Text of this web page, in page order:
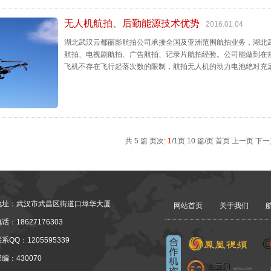
无人机航拍、后勤能源技术优势 2016.01.04
湖北武汉云都丽影航拍公司承接全国及亚洲范围航拍业务，湖
航拍、电视剧航拍、广告航拍、记录片航拍经验。公司能做到
飞机不存在飞行起落次数的限制，航拍无人机的动力电池绝对充
共 5 篇 页次: 1/1页 10 篇/页 首页 上一页 下
址：武汉市武昌区街道口埠华大厦
话：18627176303
系QQ：1205595339
编：430070
网站首页 关于我们